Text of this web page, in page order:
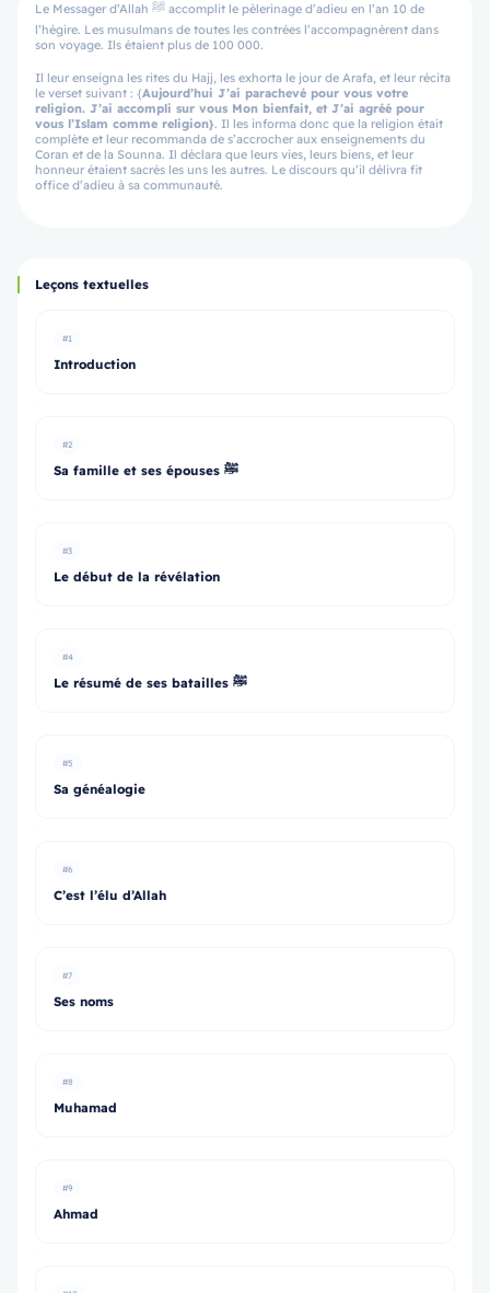
Le Messager d’Allah ﷺ accomplit le pèlerinage d’adieu en l’an 10 de
l’hégire. Les musulmans de toutes les contrées l’accompagnèrent dans
son voyage. Ils étaient plus de 100 000.
Il leur enseigna les rites du Hajj, les exhorta le jour de Arafa, et leur récita
le verset suivant : {Aujourd’hui J’ai parachevé pour vous votre
religion. J’ai accompli sur vous Mon bienfait, et J’ai agréé pour
vous l’Islam comme religion}. Il les informa donc que la religion était
complète et leur recommanda de s’accrocher aux enseignements du
Coran et de la Sounna. Il déclara que leurs vies, leurs biens, et leur
honneur étaient sacrés les uns les autres. Le discours qu’il délivra fit
office d’adieu à sa communauté.
Leçons textuelles
#1
Introduction
#2
Sa famille et ses épouses ﷺ
#3
Le début de la révélation
#4
Le résumé de ses batailles ﷺ
#5
Sa généalogie
#6
C’est l’élu d’Allah
#7
Ses noms
#8
Muhamad
#9
Ahmad